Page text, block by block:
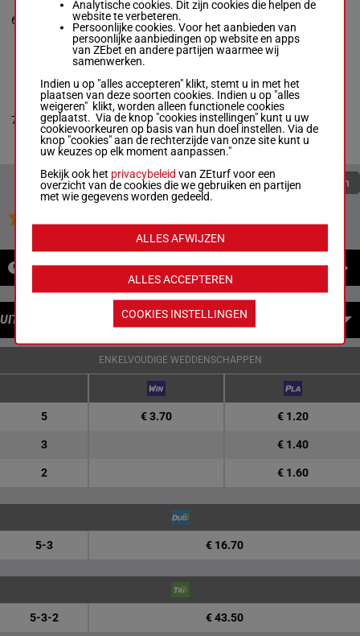
6
Edgard J. Zayas-
Renaldo Richards
M/5 -55 kg
6p (22) 5p 9p 11p
M/555 kg
6p (22)
5p 9p
11p 11p
7
LOVE UNLIMITED
Emisael Jaramillo-
Enrique Hernandez
Box: 7 -M/5 -55 kg
9p (22) 4p 2p 4p 2p
M/555 kg
9p (22)
4p 2p 4p
2p
7
Quoteringen verversen
NIEUWS
UITBETALINGEN
ENKELVOUDIGE WEDDENSCHAPPEN
5 € 3.70 € 1.20
3 € 1.40
2 € 1.60
5-3 € 16.70
5-3-2 € 43.50
Analytische cookies. Dit zijn cookies die helpen de
website te verbeteren.
Persoonlijke cookies. Voor het aanbieden van
persoonlijke aanbiedingen op website en apps
van ZEbet en andere partijen waarmee wij
samenwerken.
Indien u op "alles accepteren" klikt, stemt u in met het
plaatsen van deze soorten cookies. Indien u op "alles
weigeren" klikt, worden alleen functionele cookies
geplaatst. Via de knop "cookies instellingen" kunt u uw
cookievoorkeuren op basis van hun doel instellen. Via de
knop "cookies" aan de rechterzijde van onze site kunt u
uw keuzes op elk moment aanpassen."
Bekijk ook het privacybeleid van ZEturf voor een
overzicht van de cookies die we gebruiken en partijen
met wie gegevens worden gedeeld.
ALLES ACCEPTEREN
ALLES AFWIJZEN
COOKIES INSTELLINGEN